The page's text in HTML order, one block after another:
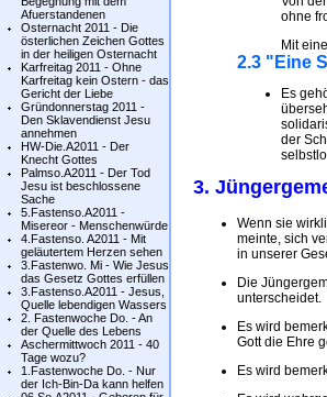
Afuerstandenen
Osternacht 2011 - Die
österlichen Zeichen Gottes
in der heiligen Osternacht
Karfreitag 2011 - Ohne
Karfreitag kein Ostern - das
Gericht der Liebe
Gründonnerstag 2011 -
Den Sklavendienst Jesu
annehmen
HW-Die.A2011 - Der
Knecht Gottes
Palmso.A2011 - Der Tod
Jesu ist beschlossene
Sache
5.Fastenso.A2011 -
Misereor - Menschenwürde
4.Fastenso. A2011 - Mit
geläutertem Herzen sehen
3.Fastenwo. Mi - Wie Jesus
das Gesetz Gottes erfüllen
3.Fastenso.A2011 - Jesus,
Quelle lebendigen Wassers
2. Fastenwoche Do. - An
der Quelle des Lebens
Aschermittwoch 2011 - 40
Tage wozu?
1.Fastenwoche Do. - Nur
der Ich-Bin-Da kann helfen
ohne
Mit
2.3 "Eine
Es
der
3.
Wenn sie
meinte, sich
in unserer
Die
unterscheidet.
Es wird
Gott die Ehre
Es wird